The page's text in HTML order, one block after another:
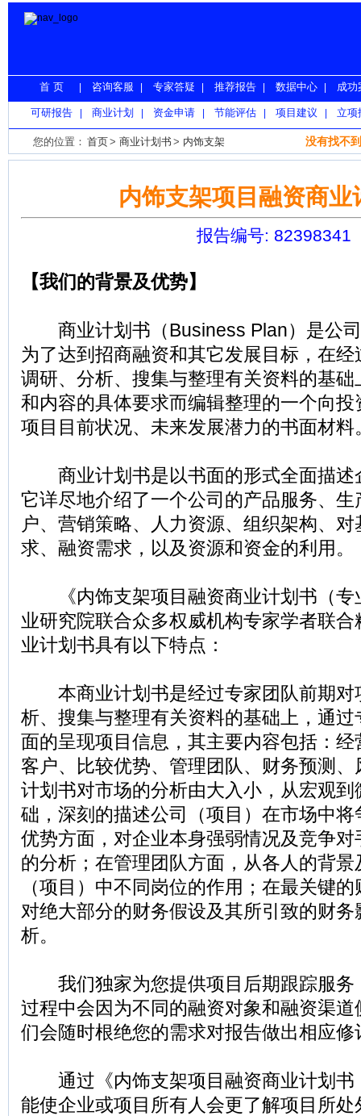
首 页 咨询客服 专家答疑 推荐报告 数据中心 成功
可研报告 商业计划 资金申请 节能评估 项目建议 立项
您的位置： 首页> 商业计划书 > 内饰支架 没有找不
内饰支架项目融资商业
报告编号: 82398341
【我们的背景及优势】
商业计划书（Business Plan）是公司
为了达到招商融资和其它发展目标，在
调研、分析、搜集与整理有关资料的基
和内容的具体要求而编辑整理的一个向
项目目前状况、未来发展潜力的书面材料
商业计划书是以书面的形式全面描述
它详尽地介绍了一个公司的产品服务、
户、营销策略、人力资源、组织架构、
求、融资需求，以及资源和资金的利用。
《内饰支架项目融资商业计划书（专
业研究院联合众多权威机构专家学者联
业计划书具有以下特点：
本商业计划书是经过专家团队前期对
析、搜集与整理有关资料的基础上，通
面的呈现项目信息，其主要内容包括：
客户、比较优势、管理团队、财务预测
计划书对市场的分析由大入小，从宏观
础，深刻的描述公司（项目）在市场中
优势方面，对企业本身强弱情况及竞争
的分析；在管理团队方面，从各人的背
（项目）中不同岗位的作用；在最关键
对绝大部分的财务假设及其所引致的财
析。
我们独家为您提供项目后期跟踪服务
过程中会因为不同的融资对象和融资渠
们会随时根绝您的需求对报告做出相应修
通过《内饰支架项目融资商业计划书
能使企业或项目所有人会更了解项目所